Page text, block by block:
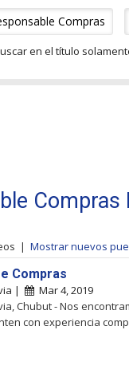
en el título
| Mostrar nuevos
Compras
|
Mar 4, 2019
Chubut - Nos
con experiencia